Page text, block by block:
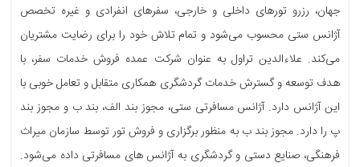
جهان، رزرو تورهای داخلی و خارجی، سفرهای انفرادی و غیره تخصص
آژانس ستی محسوب می‌شود و تمام تلاش خود را برای رضایت مشتریان
می‌کند. علاءالدین تراول به عنوان شرکت عمده فروش خدمات سفر، با
هدف توسعه و گسترش خدمات گردشگری همکاری متقابل و تعامل خوبی با
این آژانس دارد. آژانس مسافرتی ستی، مجوز بند الف، بند ب و مجوز بند
پ را دارد. مجوز بند ب به منظور برگزاری و فروش تور توسط سازمان میراث
فرهنگی، صنایع دستی و گردشگری به آژانس های مسافرتی داده می‌شود.